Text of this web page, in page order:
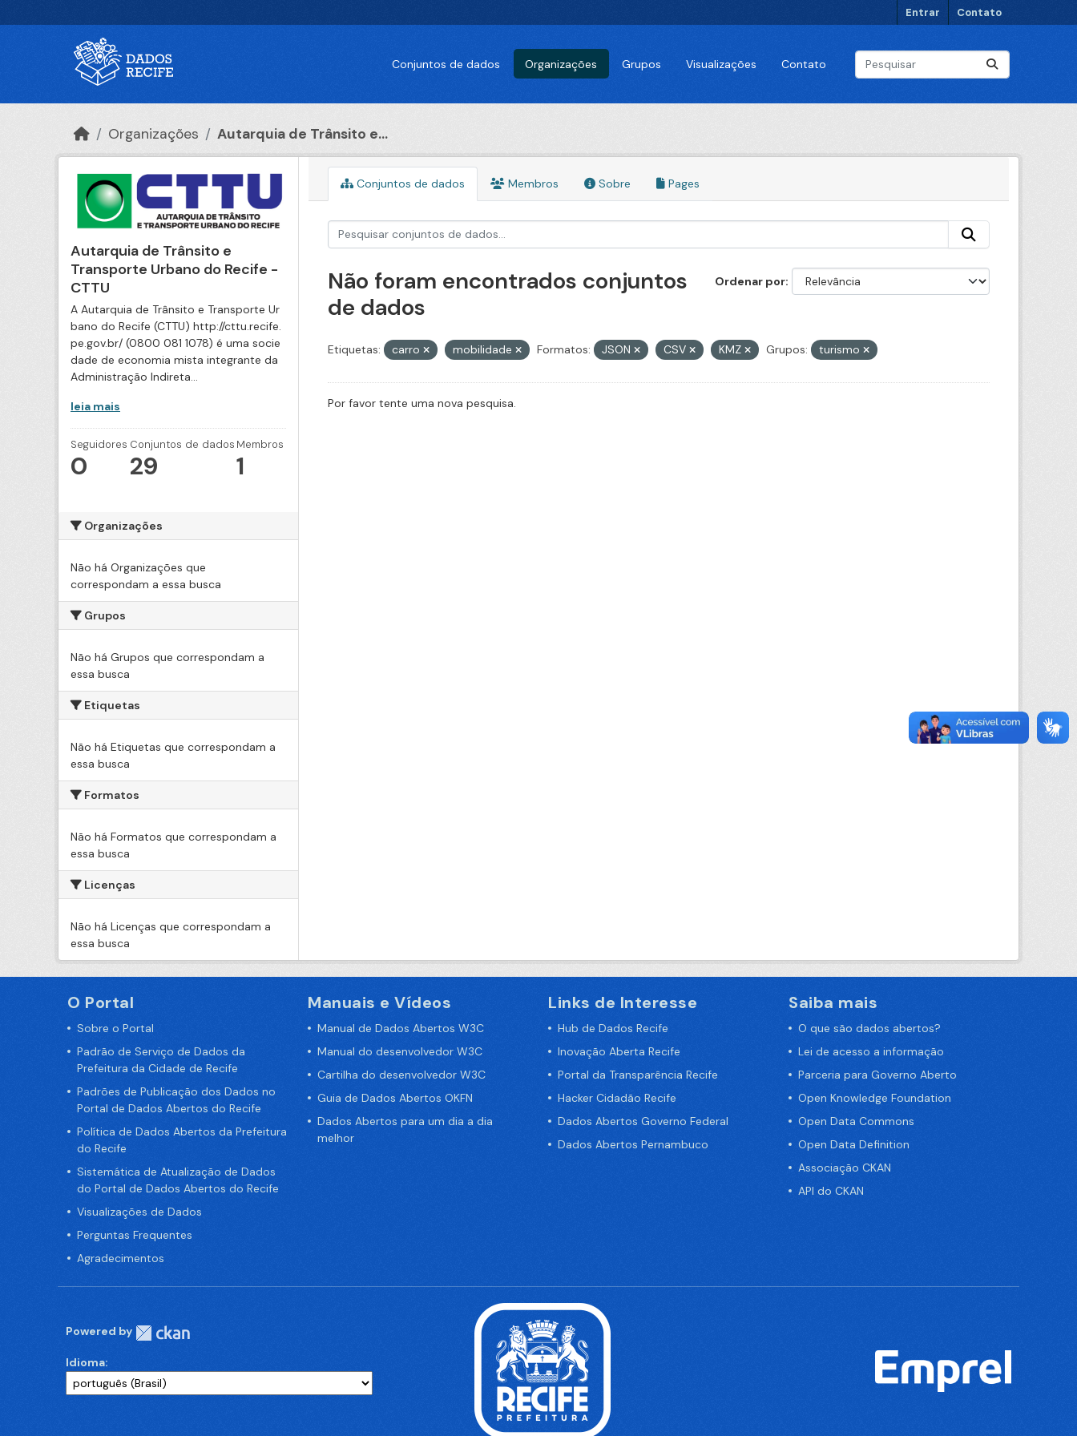
Entrar Contato
Conjuntos de dados Organizações Grupos Visualizações Contato
Organizações Autarquia de Trânsito e...
Autarquia de Trânsito e
Transporte Urbano do Recife -
CTTU
A Autarquia de Trânsito e Transporte Ur
bano do Recife (CTTU) http://cttu.recife.
pe.gov.br/ (0800 081 1078) é uma socie
dade de economia mista integrante da
Administração Indireta...
leia mais
Seguidores
0
Conjuntos de dados
29
Membros
1
Organizações
Não há Organizações que
correspondam a essa busca
Grupos
Não há Grupos que correspondam a
essa busca
Etiquetas
Não há Etiquetas que correspondam a
essa busca
Formatos
Não há Formatos que correspondam a
essa busca
Licenças
Não há Licenças que correspondam a
essa busca
Conjuntos de dados Membros Sobre Pages
Ordenar por
Não foram encontrados conjuntos
de dados
Etiquetas: carro mobilidade Formatos: JSON CSV KMZ Grupos: turismo
Por favor tente uma nova pesquisa.
O Portal
Sobre o Portal
Padrão de Serviço de Dados da
Prefeitura da Cidade de Recife
Padrões de Publicação dos Dados no
Portal de Dados Abertos do Recife
Política de Dados Abertos da Prefeitura
do Recife
Sistemática de Atualização de Dados
do Portal de Dados Abertos do Recife
Visualizações de Dados
Perguntas Frequentes
Agradecimentos
Manuais e Vídeos
Manual de Dados Abertos W3C
Manual do desenvolvedor W3C
Cartilha do desenvolvedor W3C
Guia de Dados Abertos OKFN
Dados Abertos para um dia a dia
melhor
Links de Interesse
Hub de Dados Recife
Inovação Aberta Recife
Portal da Transparência Recife
Hacker Cidadão Recife
Dados Abertos Governo Federal
Dados Abertos Pernambuco
Saiba mais
O que são dados abertos?
Lei de acesso a informação
Parceria para Governo Aberto
Open Knowledge Foundation
Open Data Commons
Open Data Definition
Associação CKAN
API do CKAN
Powered by
Idioma